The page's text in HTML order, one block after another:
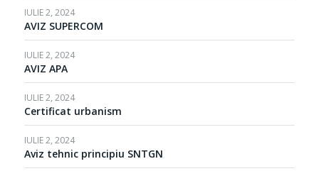
IULIE 2, 2024
AVIZ SUPERCOM
IULIE 2, 2024
AVIZ APA
IULIE 2, 2024
Certificat urbanism
IULIE 2, 2024
Aviz tehnic principiu SNTGN